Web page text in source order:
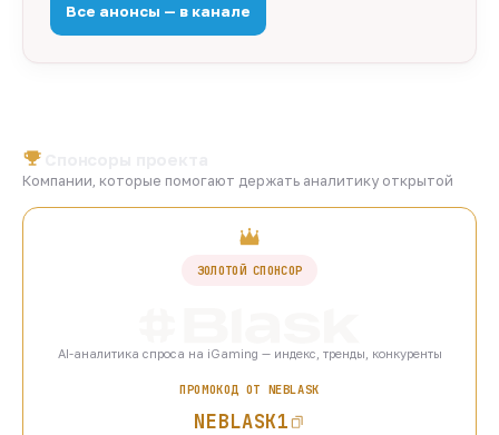
Все анонсы — в канале
Компании, которые помогают держать аналитику открытой
ЗОЛОТОЙ СПОНСОР
AI-аналитика спроса на iGaming — индекс, тренды, конкуренты
ПРОМОКОД ОТ NEBLASK
NEBLASK1